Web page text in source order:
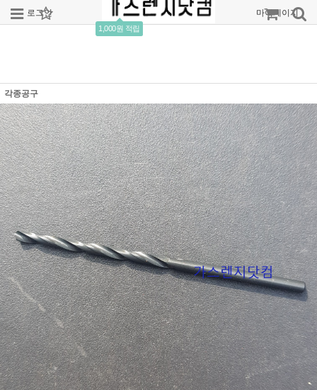
로그인 회원가입
1,000원 적립
주문조회 마이페이지
각종공구